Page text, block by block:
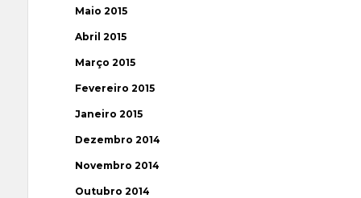
Maio 2015
Abril 2015
Março 2015
Fevereiro 2015
Janeiro 2015
Dezembro 2014
Novembro 2014
Outubro 2014